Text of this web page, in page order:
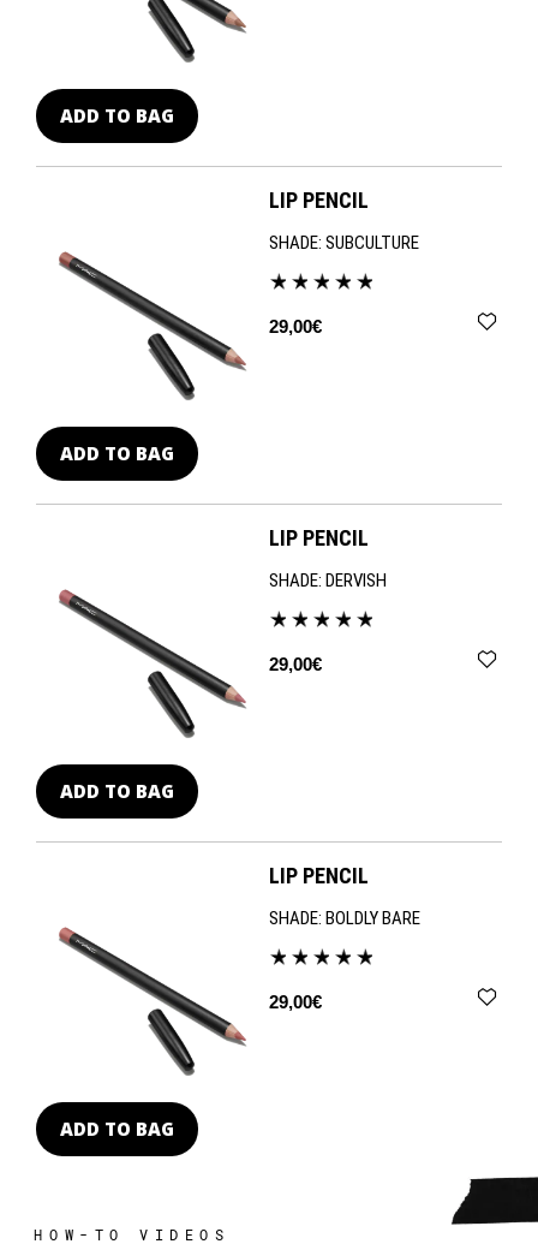
ADD TO BAG
LIP PENCIL
SHADE: SUBCULTURE
29,00€
ADD TO BAG
LIP PENCIL
SHADE: DERVISH
29,00€
ADD TO BAG
LIP PENCIL
SHADE: BOLDLY BARE
29,00€
ADD TO BAG
HOW-TO VIDEOS